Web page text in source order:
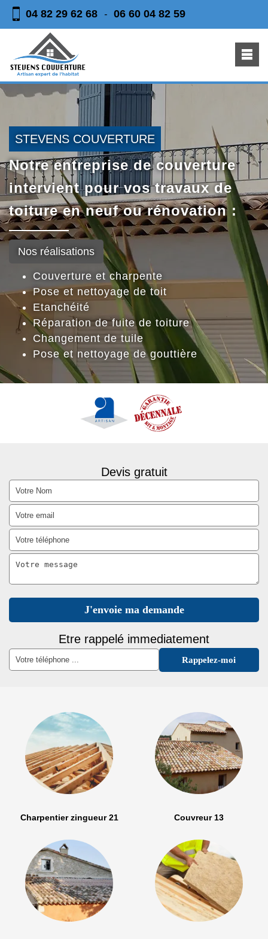
04 82 29 62 68 - 06 60 04 82 59
STEVENS COUVERTURE
Notre entreprise de couverture
intervient pour vos travaux de
toiture en neuf ou rénovation :
Nos réalisations
Couverture et charpente
Pose et nettoyage de toit
Etanchéité
Réparation de fuite de toiture
Changement de tuile
Pose et nettoyage de gouttière
Devis gratuit
Etre rappelé immediatement
Charpentier zingueur 21 Couvreur 13